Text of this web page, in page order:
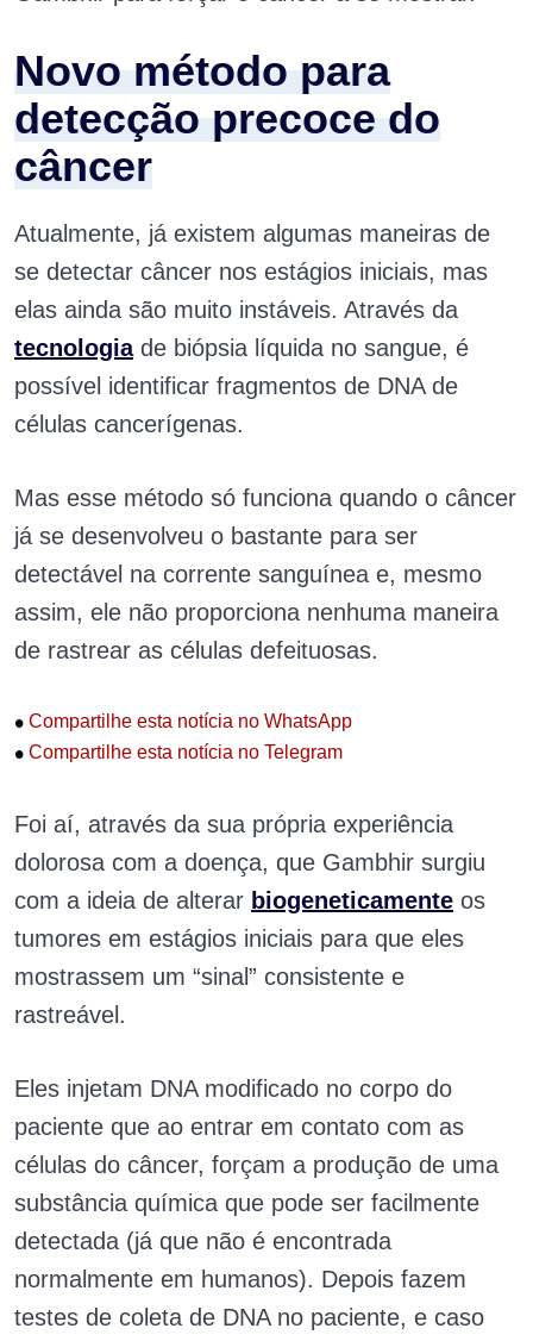
Novo método para
detecção precoce do
câncer
Atualmente, já existem algumas maneiras de
se detectar câncer nos estágios iniciais, mas
elas ainda são muito instáveis. Através da
tecnologiade biópsia líquida no sangue, é
possível identificar fragmentos de DNA de
células cancerígenas.
Mas esse método só funciona quando o câncer
já se desenvolveu o bastante para ser
detectável na corrente sanguínea e, mesmo
assim, ele não proporciona nenhuma maneira
de rastrear as células defeituosas.
• Compartilhe esta notícia no WhatsApp
• Compartilhe esta notícia no Telegram
Foi aí, através da sua própria experiência
dolorosa com a doença, que Gambhir surgiu
com a ideia de alterar biogeneticamente os
tumores em estágios iniciais para que eles
mostrassem um “sinal” consistente e
rastreável.
Eles injetam DNA modificado no corpo do
paciente que ao entrar em contato com as
células do câncer, forçam a produção de uma
substância química que pode ser facilmente
detectada (já que não é encontrada
normalmente em humanos). Depois fazem
testes de coleta de DNA no paciente, e caso